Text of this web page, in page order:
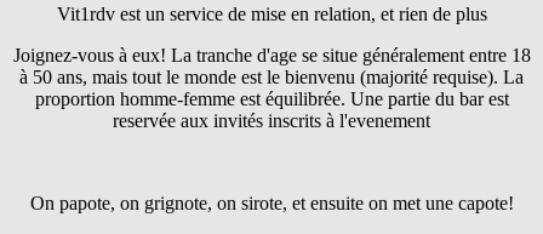
Vit1rdv est un service de mise en relation, et rien de plus
Joignez-vous à eux! La tranche d'age se situe généralement entre 18
à 50 ans, mais tout le monde est le bienvenu (majorité requise). La
proportion homme-femme est équilibrée. Une partie du bar est
reservée aux invités inscrits à l'evenement
On papote, on grignote, on sirote, et ensuite on met une capote!